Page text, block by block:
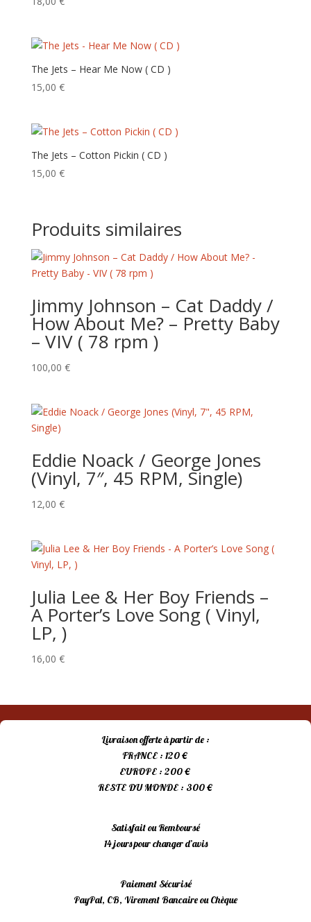
The Jets – Hear Me Now ( CD )
15,00 €
The Jets – Cotton Pickin ( CD )
15,00 €
Produits similaires
Jimmy Johnson – Cat Daddy /
How About Me? – Pretty Baby
– VIV ( 78 rpm )
100,00 €
Eddie Noack / George Jones
(Vinyl, 7″, 45 RPM, Single)
12,00 €
Julia Lee & Her Boy Friends –
‎A Porter’s Love Song ( Vinyl,
LP, )
16,00 €
Livraison offerte à partir de :
FRANCE : 120 €
EUROPE : 200 €
RESTE DU MONDE : 300 €
Satisfait ou Remboursé
14 jours pour changer d’avis
Paiement Sécurisé
PayPal, CB, Virement Bancaire ou Chèque